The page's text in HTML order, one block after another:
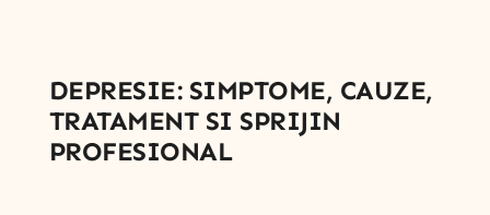
DEPRESIE: SIMPTOME, CAUZE,
TRATAMENT SI SPRIJIN
PROFESIONAL